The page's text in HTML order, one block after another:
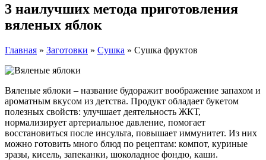
3 наилучших метода приготовления
вяленых яблок
Главная » Заготовки » Сушка » Сушка фруктов
Вяленые яблоки – название будоражит воображение запахом и
ароматным вкусом из детства. Продукт обладает букетом
полезных свойств: улучшает деятельность ЖКТ,
нормализирует артериальное давление, помогает
восстановиться после инсульта, повышает иммунитет. Из них
можно готовить много блюд по рецептам: компот, куриные
зразы, кисель, запеканки, шоколадное фондю, каши.